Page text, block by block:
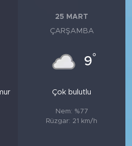
25 MART
ÇARŞAMBA
9°
Çok bulutlu
Nem: %77
Rüzgar: 21 km/h